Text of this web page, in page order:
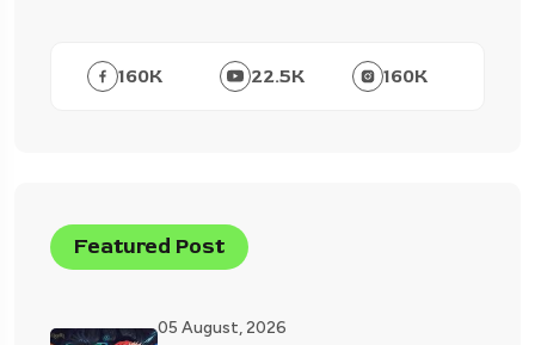
160K 22.5K 160K
Featured Post
05 August, 2026